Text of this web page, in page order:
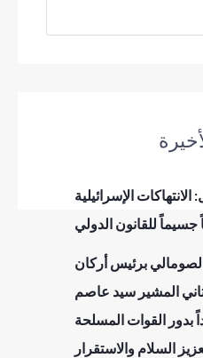
الإسرائيلية
للقانون الدولي
برئيس أركان
المشير سيد عاصم
بدور القوات المسلحة
السلام والاستقرار